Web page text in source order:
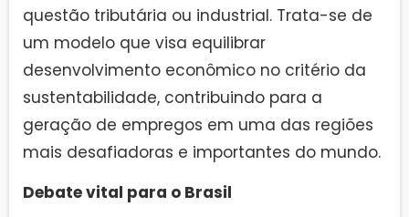
questão tributária ou industrial. Trata-se de
um modelo que visa equilibrar
desenvolvimento econômico no critério da
sustentabilidade, contribuindo para a
geração de empregos em uma das regiões
mais desafiadoras e importantes do mundo.
Debate vital para o Brasil